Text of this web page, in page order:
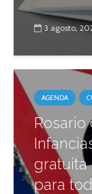
3 agosto,
AGENDA
gratuita
para